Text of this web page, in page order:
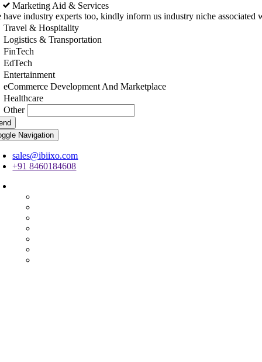
Marketing Aid & Services
have industry experts too, kindly inform us industry niche associated
Travel & Hospitality
Logistics & Transportation
FinTech
EdTech
Entertainment
eCommerce Development And Marketplace
Healthcare
Other
Navigation
sales@ibiixo.com
+91 8460184608